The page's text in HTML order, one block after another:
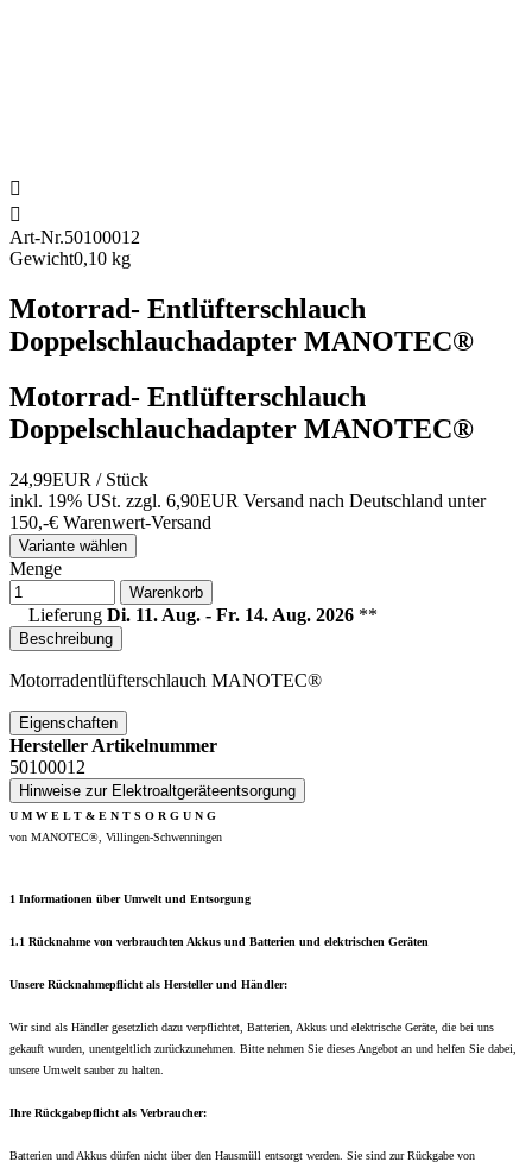


Art-Nr.50100012
Gewicht0,10 kg
Motorrad- Entlüfterschlauch
Doppelschlauchadapter MANOTEC®
Motorrad- Entlüfterschlauch
Doppelschlauchadapter MANOTEC®
24,99EUR / Stück
inkl. 19% USt. zzgl. 6,90EUR Versand nach Deutschland unter
150,-€ Warenwert-Versand
Variante wählen
Menge
Warenkorb
Lieferung Di. 11. Aug. - Fr. 14. Aug. 2026 **
Beschreibung
Motorradentlüfterschlauch MANOTEC®
Eigenschaften
Hersteller Artikelnummer
50100012
Hinweise zur Elektroaltgeräteentsorgung
U M W E L T & E N T S O R G U N G
von MANOTEC®, Villingen-Schwenningen
1 Informationen über Umwelt und Entsorgung
1.1 Rücknahme von verbrauchten Akkus und Batterien und elektrischen Geräten
Unsere Rücknahmepflicht als Hersteller und Händler:
Wir sind als Händler gesetzlich dazu verpflichtet, Batterien, Akkus und elektrische Geräte, die bei uns
gekauft wurden, unentgeltlich zurückzunehmen. Bitte nehmen Sie dieses Angebot an und helfen Sie dabei,
unsere Umwelt sauber zu halten.
Ihre Rückgabepflicht als Verbraucher:
Batterien und Akkus dürfen nicht über den Hausmüll entsorgt werden. Sie sind zur Rückgabe von